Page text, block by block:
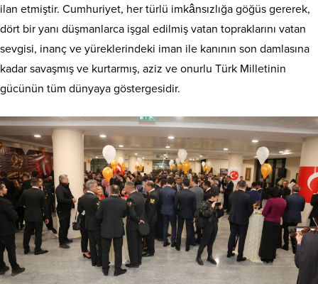
ilan etmiştir. Cumhuriyet, her türlü imkânsızlığa göğüs gererek,
dört bir yanı düşmanlarca işgal edilmiş vatan topraklarını vatan
sevgisi, inanç ve yüreklerindeki iman ile kanının son damlasına
kadar savaşmış ve kurtarmış, aziz ve onurlu Türk Milletinin
gücünün tüm dünyaya göstergesidir.